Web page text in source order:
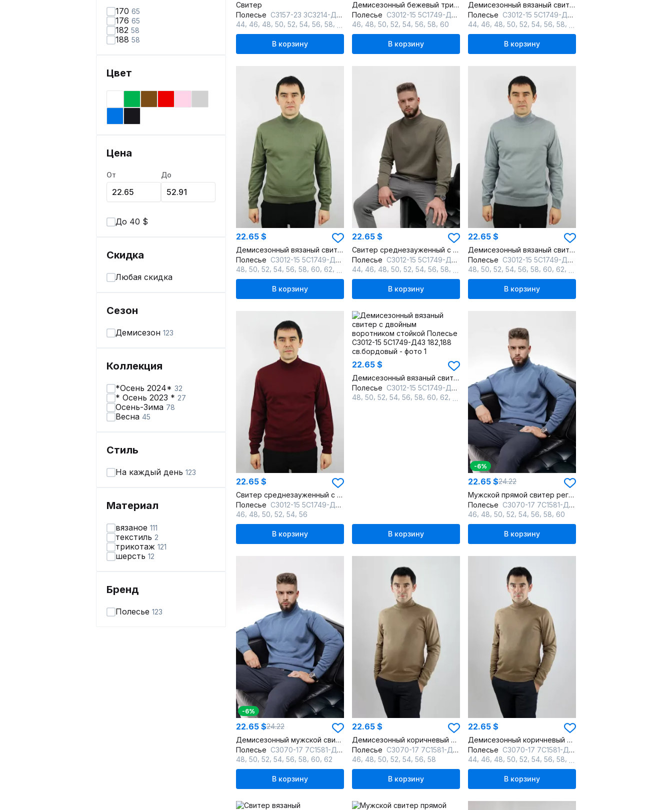
170 65
176 65
182 58
188 58
Цвет
Цена
От До
До 40 $
Скидка
Любая скидка
Сезон
Демисезон 123
Коллекция
*Осень 2024* 32
* Осень 2023 * 27
Осень-Зима 78
Весна 45
Стиль
На каждый день 123
Материал
вязаное 111
текстиль 2
трикотаж 121
шерсть 12
Бренд
Полесье 123
Свитер
Полесье С3157-23 3С3214-Д43 170,176 м.синий
44 46 48 50 52 54 56 58 62
В корзину
Демисезонный бежевый трикотажный свитер с длинным рукавом
Полесье С3012-15 5С1749-Д43 170,176 св.дюна
46 48 50 52 54 56 58 60
В корзину
Демисезонный вязаный свитер с двойным воротником стойкой
Полесье С3012-15 5С1749-Д43 170,176 серый
44 46 48 50 52 54 56 58
В корзину
22.65 $
Демисезонный вязаный свитер с двойным воротником стойкой
Полесье С3012-15 5С1749-Д43 182,188 полынь
48 50 52 54 56 58 60 62
В корзину
22.65 $
Свитер среднезауженный с длинным рукавом из трикотажа, с воротником-стойкой
Полесье С3012-15 5С1749-Д43 170,176 полынь
44 46 48 50 52 54 56 58
В корзину
22.65 $
Демисезонный вязаный свитер с двойным воротником стойкой
Полесье С3012-15 5С1749-Д43 182,188 серый
48 50 52 54 56 58 60 62
В корзину
22.65 $
Свитер среднезауженный с длинным рукавом из трикотажа, с воротником-стойкой
Полесье С3012-15 5С1749-Д43 170,176 св.бордовый
46 48 50 52 54 56
В корзину
22.65 $
Демисезонный вязаный свитер с двойным воротником стойкой
Полесье С3012-15 5С1749-Д43 182,188 св.бордовый
48 50 52 54 56 58 60 62
В корзину
-6%
22.65 $24.22
Мужской прямой свитер реглан с отложным воротником
Полесье С3070-17 7С1581-Д43 170,176 габардин
46 48 50 52 54 56 58 60
В корзину
-6%
22.65 $24.22
Демисезонный мужской свитер прямого силуэта с воротником
Полесье С3070-17 7С1581-Д43 182,188 габардин
48 50 52 54 56 58 60 62
В корзину
22.65 $
Демисезонный коричневый мужской свитер с воротником-лодочкой
Полесье С3070-17 7С1581-Д43 170,176 льняной_темный
46 48 50 52 54 56 58
В корзину
22.65 $
Демисезонный коричневый мужской свитер с воротником-ложкой
Полесье С3070-17 7С1581-Д43 182,188 льняной_темный
44 46 48 50 52 54 56 58
В корзину